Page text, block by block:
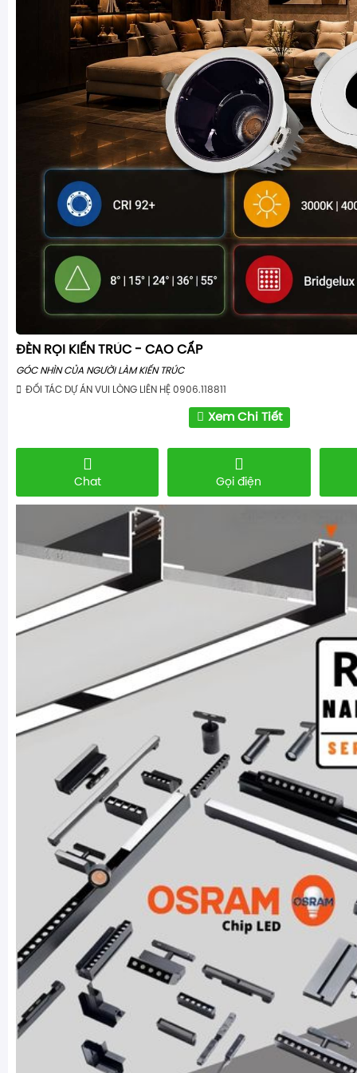
ĐÈN RỌI KIẾN TRÚC - CAO CẤP
GÓC NHÌN CỦA NGƯỜI LÀM KIẾN TRÚC
ĐỐI TÁC DỰ ÁN VUI LÒNG LIÊN HỆ 0906.118811
Xem Chi Tiết
Chat Gọi điện